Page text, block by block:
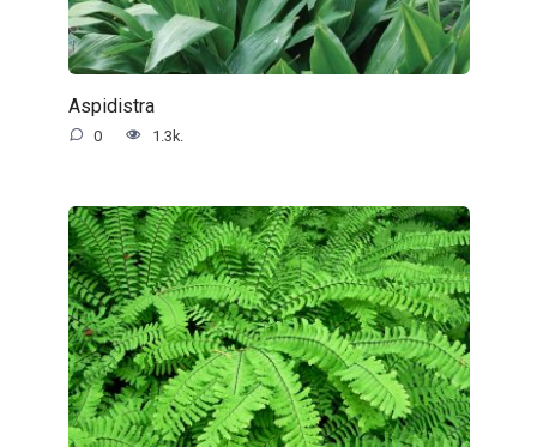
Aspidistra
0 1.3k.